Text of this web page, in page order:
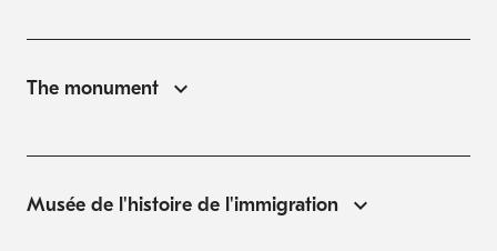
The monument
Musée de l'histoire de l'immigration